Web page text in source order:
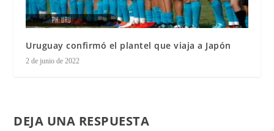
Uruguay confirmó el plantel que viaja a Japón
2 de junio de 2022
DEJA UNA RESPUESTA